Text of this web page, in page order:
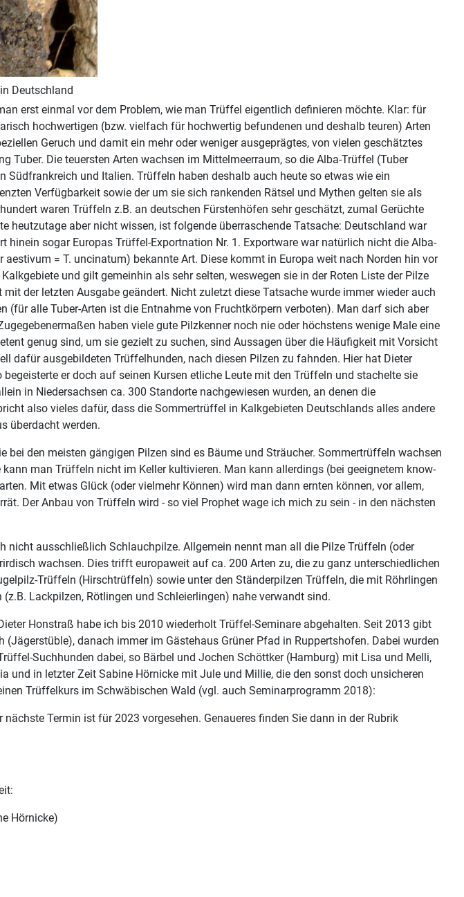
Deutschland
erst einmal vor dem Problem, wie man Trüffel eigentlich definieren möchte. Klar: für
hochwertigen (bzw. vielfach für hochwertig befundenen und deshalb teuren) Arten
Geruch und damit ein mehr oder weniger ausgeprägtes, von vielen geschätztes
Tuber. Die teuersten Arten wachsen im Mittelmeerraum, so die Alba-Trüffel (Tuber
und Italien. Trüffeln haben deshalb auch heute so etwas wie ein
Verfügbarkeit sowie der um sie sich rankenden Rätsel und Mythen gelten sie als
waren Trüffeln z.B. an deutschen Fürstenhöfen sehr geschätzt, zumal Gerüchte
heutzutage aber nicht wissen, ist folgende überraschende Tatsache: Deutschland war
sogar Europas Trüffel-Exportnation Nr. 1. Exportware war natürlich nicht die Alba-
= T. uncinatum) bekannte Art. Diese kommt in Europa weit nach Norden hin vor
und gilt gemeinhin als sehr selten, weswegen sie in der Roten Liste der Pilze
der letzten Ausgabe geändert. Nicht zuletzt diese Tatsache wurde immer wieder auch
alle Tuber-Arten ist die Entnahme von Fruchtkörpern verboten). Man darf sich aber
haben viele gute Pilzkenner noch nie oder höchstens wenige Male eine
genug sind, um sie gezielt zu suchen, sind Aussagen über die Häufigkeit mit Vorsicht
dafür ausgebildeten Trüffelhunden, nach diesen Pilzen zu fahnden. Hier hat Dieter
er doch auf seinen Kursen etliche Leute mit den Trüffeln und stachelte sie
in Niedersachsen ca. 300 Standorte nachgewiesen wurden, an denen die
also vieles dafür, dass die Sommertrüffel in Kalkgebieten Deutschlands alles andere
überdacht werden.
den meisten gängigen Pilzen sind es Bäume und Sträucher. Sommertrüffeln wachsen
man Trüffeln nicht im Keller kultivieren. Man kann allerdings (bei geeignetem know-
Mit etwas Glück (oder vielmehr Können) wird man dann ernten können, vor allem,
Der Anbau von Trüffeln wird - so viel Prophet wage ich mich zu sein - in den nächsten
ausschließlich Schlauchpilze. Allgemein nennt man all die Pilze Trüffeln (oder
wachsen. Dies trifft europaweit auf ca. 200 Arten zu, die zu ganz unterschiedlichen
Trüffeln (Hirschtrüffeln) sowie unter den Ständerpilzen Trüffeln, die mit Röhrlingen
Lackpilzen, Rötlingen und Schleierlingen) nahe verwandt sind.
Honstraß habe ich bis 2010 wiederholt Trüffel-Seminare abgehalten. Seit 2013 gibt
danach immer im Gästehaus Grüner Pfad in Ruppertshofen. Dabei wurden
Suchhunden dabei, so Bärbel und Jochen Schöttker (Hamburg) mit Lisa und Melli,
und in letzter Zeit Sabine Hörnicke mit Jule und Millie, die den sonst doch unsicheren
Trüffelkurs im Schwäbischen Wald (vgl. auch Seminarprogramm 2018):
nächste Termin ist für 2023 vorgesehen. Genaueres finden Sie dann in der Rubrik
Hörnicke)